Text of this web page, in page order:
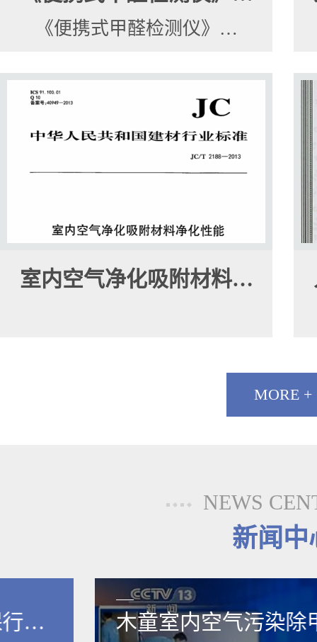
《便携式甲醛检测仪》…
室内空气净化吸附材料…
MORE +
NEWS
新闻中
业
木童室内空气污染